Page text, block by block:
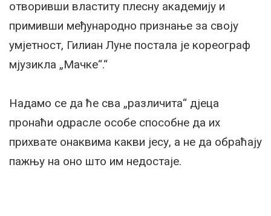
отворивши властиту плесну академију и
примивши међународно признање за своју
умјетност, Гилиан Лyне постала је кореограф
мјузикла „Мачке“.“
Надамо се да ће сва „различита“ дјеца
пронаћи одрасле особе способне да их
прихвате онаквима какви јесу, а не да обраћају
пажњу на оно што им недостаје.